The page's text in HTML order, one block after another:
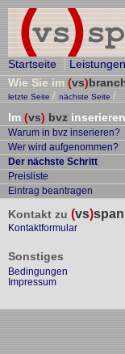
Startseite Leistungen
Wie Sie im (vs)
letzte Seite / nächste Seite /
Im (vs) bvz inserieren
Warum in bvz inserieren?
Wer wird aufgenommen?
Der nächste Schritt
Preisliste
Eintrag beantragen
Kontakt zu (vs)
Kontaktformular
Sonstiges
Bedingungen
Impressum